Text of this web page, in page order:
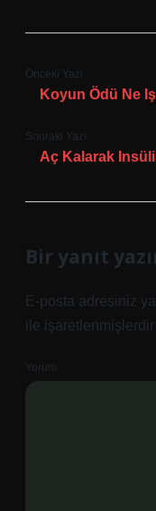
Önceki Yazı
Koyun Ödü Ne
Sonraki Yazı
Aç Kalarak
Bir yanıt
E-posta adresiniz
ile işaretlenmişlerdir
Yorum